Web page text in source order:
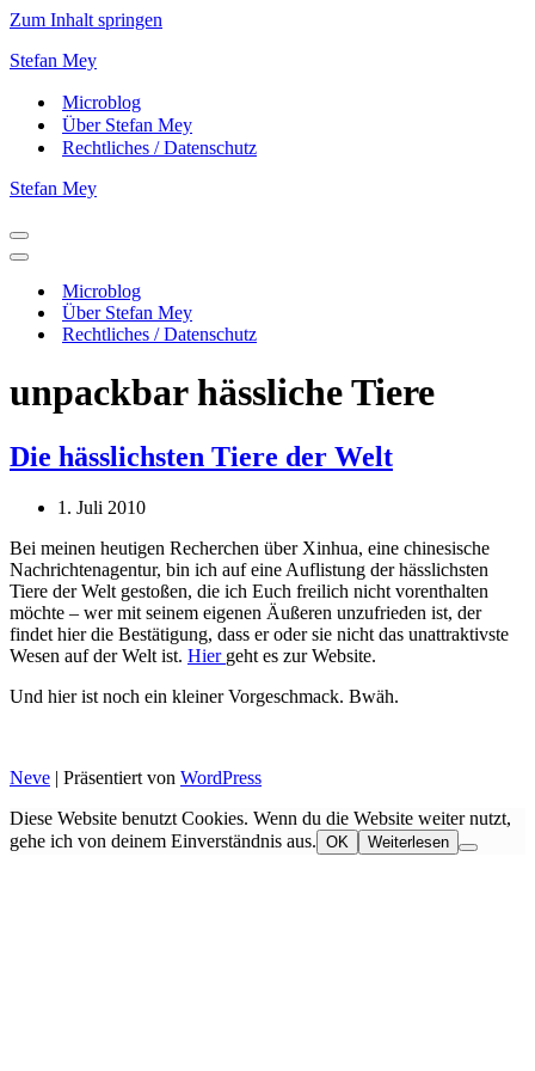
Zum Inhalt springen
Stefan Mey
Microblog
Über Stefan Mey
Rechtliches / Datenschutz
Stefan Mey
Navigationsmenü
Navigationsmenü
Microblog
Über Stefan Mey
Rechtliches / Datenschutz
unpackbar hässliche Tiere
Die hässlichsten Tiere der Welt
1. Juli 2010
Bei meinen heutigen Recherchen über Xinhua, eine chinesische
Nachrichtenagentur, bin ich auf eine Auflistung der hässlichsten
Tiere der Welt gestoßen, die ich Euch freilich nicht vorenthalten
möchte – wer mit seinem eigenen Äußeren unzufrieden ist, der
findet hier die Bestätigung, dass er oder sie nicht das unattraktivste
Wesen auf der Welt ist. Hier geht es zur Website.
Und hier ist noch ein kleiner Vorgeschmack. Bwäh.
Neve | Präsentiert von WordPress
Diese Website benutzt Cookies. Wenn du die Website weiter nutzt,
gehe ich von deinem Einverständnis aus. OK Weiterlesen